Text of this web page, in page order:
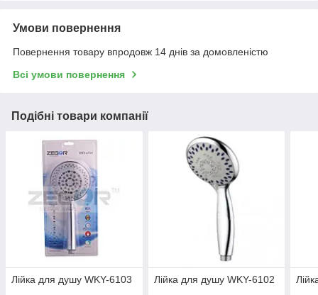
Умови повернення
Повернення товару впродовж 14 днів за домовленістю
Всі умови повернення
Подібні товари компанії
Лійка для душу WKY-6103 Лійка для душу WKY-6102